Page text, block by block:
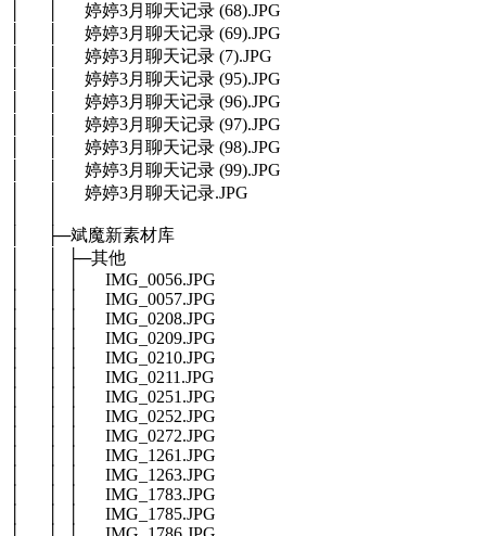
│ │ 婷婷3月聊天记录 (68).JPG
│ │ 婷婷3月聊天记录 (69).JPG
│ │ 婷婷3月聊天记录 (7).JPG
│ │ 婷婷3月聊天记录 (95).JPG
│ │ 婷婷3月聊天记录 (96).JPG
│ │ 婷婷3月聊天记录 (97).JPG
│ │ 婷婷3月聊天记录 (98).JPG
│ │ 婷婷3月聊天记录 (99).JPG
│ │ 婷婷3月聊天记录.JPG
│ ├─斌魔新素材库
│ │ ├─其他
│ │ │ IMG_0056.JPG
│ │ │ IMG_0057.JPG
│ │ │ IMG_0208.JPG
│ │ │ IMG_0209.JPG
│ │ │ IMG_0210.JPG
│ │ │ IMG_0211.JPG
│ │ │ IMG_0251.JPG
│ │ │ IMG_0252.JPG
│ │ │ IMG_0272.JPG
│ │ │ IMG_1261.JPG
│ │ │ IMG_1263.JPG
│ │ │ IMG_1783.JPG
│ │ │ IMG_1785.JPG